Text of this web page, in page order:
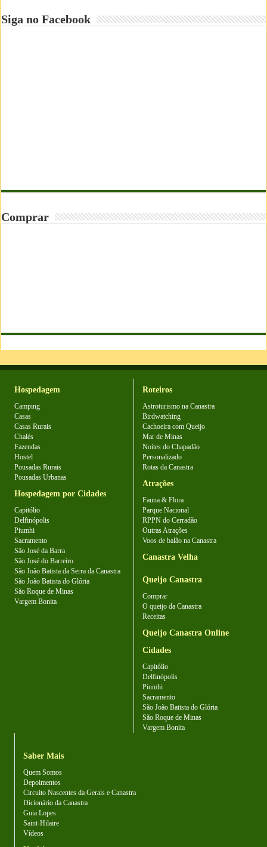
Siga no Facebook
Comprar
Hospedagem
Camping
Casas
Casas Rurais
Chalés
Fazendas
Hostel
Pousadas Rurais
Pousadas Urbanas
Hospedagem por Cidades
Capitólio
Delfinópolis
Piumhi
Sacramento
São José da Barra
São José do Barreiro
São João Batista da Serra da Canastra
São João Batista do Glória
São Roque de Minas
Vargem Bonita
Roteiros
Astroturismo na Canastra
Birdwatching
Cachoeira com Queijo
Mar de Minas
Noites do Chapadão
Personalizado
Rotas da Canastra
Atrações
Fauna & Flora
Parque Nacional
RPPN do Cerradão
Outras Atrações
Voos de balão na Canastra
Canastra Velha
Queijo Canastra
Comprar
O queijo da Canastra
Receitas
Queijo Canastra Online
Cidades
Capitólio
Delfinópolis
Piumhi
Sacramento
São João Batista do Glória
São Roque de Minas
Vargem Bonita
Saber Mais
Quem Somos
Depoimentos
Circuito Nascentes da Gerais e Canastra
Dicionário da Canastra
Guia Lopes
Saint-Hilaire
Vídeos